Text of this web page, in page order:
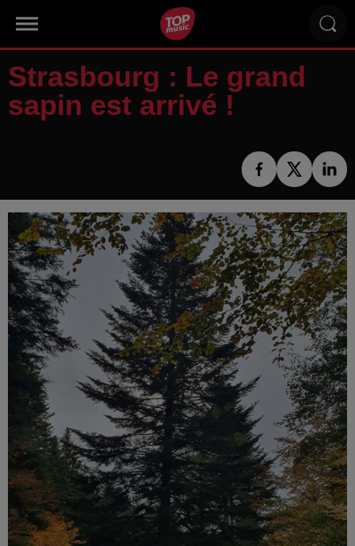
Strasbourg : Le grand
sapin est arrivé !